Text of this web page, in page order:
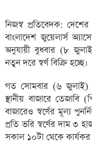
নিজস্ব প্রতিবেদক: দেশের
বাংলাদেশ জুয়েলার্স
অনুযায়ী বুধবার (৮
নতুন দরে স্বর্ণ বিক্রি হচ্ছে।
গত সোমবার (৬ জুলাই)
স্থানীয় বাজারে তেজাবি
বাজারেও স্বর্ণের মূল্য
প্রতি ভরি স্বর্ণের দাম ৩
সকাল ১০টা থেকে কার্যকর